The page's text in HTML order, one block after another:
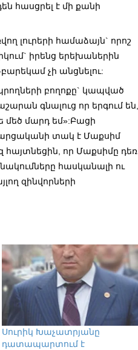
հասցրել է մի քանի
լուրերի համաձայն` որոշ
իրենց երեխաներին
չի անցնելու:
բողոքը` կապված
գնալուց որ երգում
մեծ մարդ եմ»:Բացի
տակ է Մաքսիմ
հայտնեցին, որ Մաքսիմը դեռ
հասկանալի ու
զինվորների
Սուրիկ Խաչատրյանը
դատապարտում է